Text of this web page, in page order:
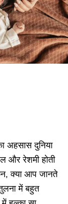
अहसास दुनिया
और रेशमी होती
क्या आप जानते
में बहुत